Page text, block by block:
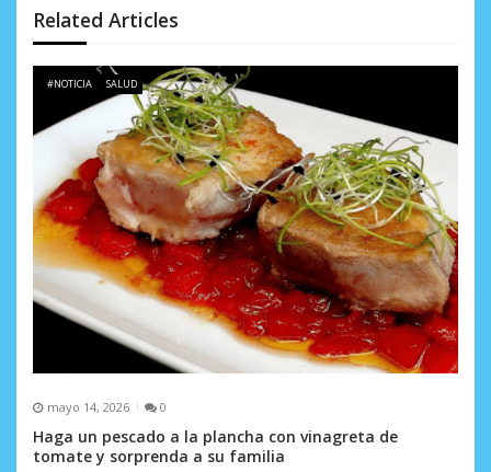
d
e
n
t
r
a
d
s
Related Articles
#NOTICIA SALUD
mayo 14, 2026 0
Haga un pescado a la plancha con vinagreta de
tomate y sorprenda a su familia